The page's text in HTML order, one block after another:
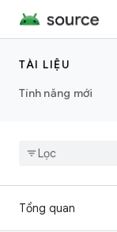
TÀI LIỆU
Tính năng mới
Tổng quan